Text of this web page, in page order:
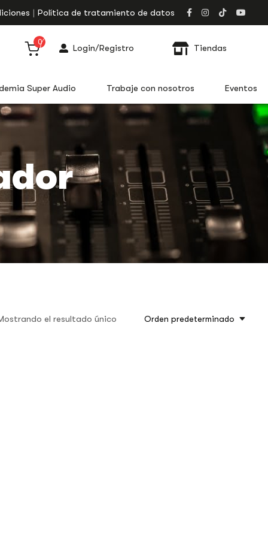
Política de tratamiento de datos
0
Login/Registro Tiendas
Super Audio Trabaje con nosotros Eventos
el resultado único Orden predeterminado